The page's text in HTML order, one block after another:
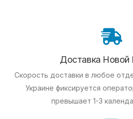
Доставка Новой
Скорость доставки в любое
Украине фиксируется
превышает 1-3